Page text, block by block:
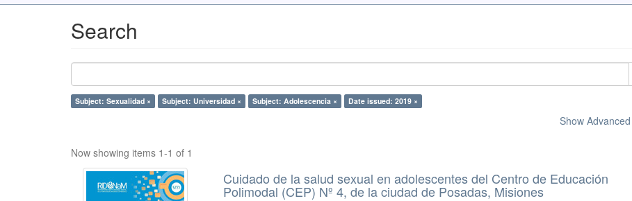
Search
Subject: Sexualidad × Subject: Universidad × Subject: Adolescencia × Date issued: 2019 ×
Show
Now showing items 1-1 of 1
Cuidado de la salud sexual en adolescentes del Centro de Educación
Polimodal (CEP) Nº 4, de la ciudad de Posadas, Misiones